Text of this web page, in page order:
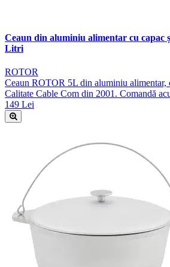
Ceaun din aluminiu alimentar cu capac
Litri
ROTOR
Ceaun ROTOR 5L din aluminiu alimentar,
Calitate Cable Com din 2001. Comandă
149 Lei